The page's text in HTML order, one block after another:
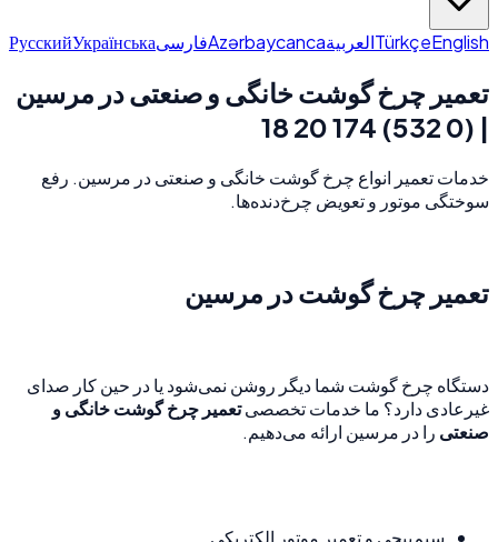
TürkçeEnglish العربيةAzərbaycancaفارسی РусскийУкраїнська
تعمیر چرخ گوشت خانگی و صنعتی در مرسین
| (0 532) 174 20 18
خدمات تعمیر انواع چرخ گوشت خانگی و صنعتی در مرسین. رفع
سوختگی موتور و تعویض چرخ‌دنده‌ها.
تعمیر چرخ گوشت در مرسین
دستگاه چرخ گوشت شما دیگر روشن نمی‌شود یا در حین کار صدای
غیرعادی دارد؟ ما خدمات تخصصیتعمیر چرخ گوشت خانگی و
صنعتی را در مرسین ارائه می‌دهیم.
سیم‌پیچی و تعمیر موتور الکتریکی